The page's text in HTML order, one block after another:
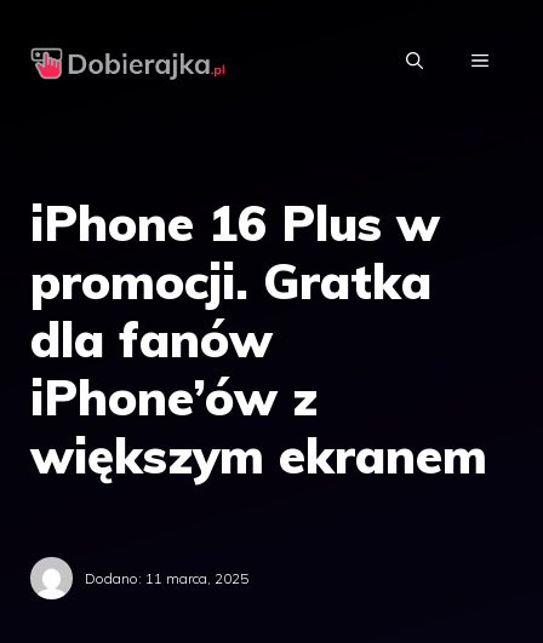
MENU
iPhone 16 Plus w
promocji. Gratka
dla fanów
iPhone’ów z
większym ekranem
Dodano: 11 marca, 2025